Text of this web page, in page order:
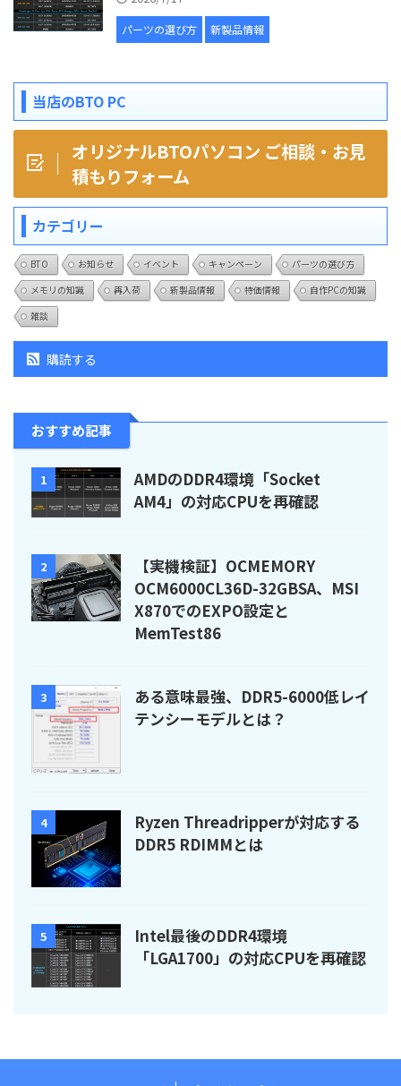
パーツの選び方 新製品情報
当店のBTO PC
オリジナルBTOパソコン ご相談・お見
積もりフォーム
カテゴリー
BTO お知らせ イベント キャンペーン
パーツの選び方
メモリの知識
再入荷 新製品情報 特価情報
自作PCの知識
雑談
購読する
おすすめ記事
1
AMDのDDR4環境「Socket
AM4」の対応CPUを再確認
2
【実機検証】OCMEMORY
OCM6000CL36D-32GBSA、MSI
X870でのEXPO設定と
MemTest86
3
ある意味最強、DDR5-6000低レイ
テンシーモデルとは？
4
Ryzen Threadripperが対応する
DDR5 RDIMMとは
5
Intel最後のDDR4環境
「LGA1700」の対応CPUを再確認